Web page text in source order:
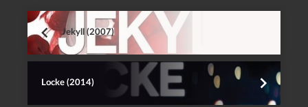
Jekyll (2007)
Locke (2014)